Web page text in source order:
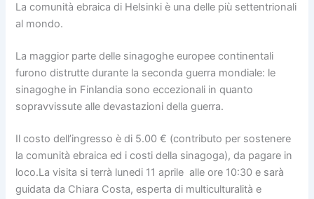
La comunità ebraica di Helsinki è una delle più settentrionali
al mondo.
La maggior parte delle sinagoghe europee continentali
furono distrutte durante la seconda guerra mondiale: le
sinagoghe in Finlandia sono eccezionali in quanto
sopravvissute alle devastazioni della guerra.
Il costo dell’ingresso è di 5.00 € (contributo per sostenere
la comunità ebraica ed i costi della sinagoga), da pagare in
loco.La visita si terrà lunedi 11 aprile alle ore 10:30 e sarà
guidata da Chiara Costa, esperta di multiculturalità e